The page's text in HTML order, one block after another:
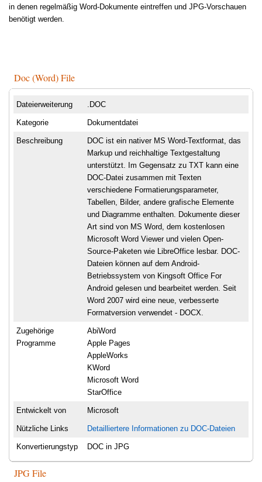
in denen regelmäßig Word-Dokumente eintreffen und JPG-Vorschauen
benötigt werden.
Doc (Word) File
Dateierweiterung .DOC
Kategorie Dokumentdatei
Beschreibung
DOC ist ein nativer MS Word-Textformat, das
Markup und reichhaltige Textgestaltung
unterstützt. Im Gegensatz zu TXT kann eine
DOC-Datei zusammen mit Texten
verschiedene Formatierungsparameter,
Tabellen, Bilder, andere grafische Elemente
und Diagramme enthalten. Dokumente dieser
Art sind von MS Word, dem kostenlosen
Microsoft Word Viewer und vielen Open-
Source-Paketen wie LibreOffice lesbar. DOC-
Dateien können auf dem Android-
Betriebssystem von Kingsoft Office For
Android gelesen und bearbeitet werden. Seit
Word 2007 wird eine neue, verbesserte
Formatversion verwendet - DOCX.
Zugehörige
Programme
AbiWord
Apple Pages
AppleWorks
KWord
Microsoft Word
StarOffice
Entwickelt von Microsoft
Nützliche Links Detailliertere Informationen zu DOC-Dateien
Konvertierungstyp DOC in JPG
JPG File